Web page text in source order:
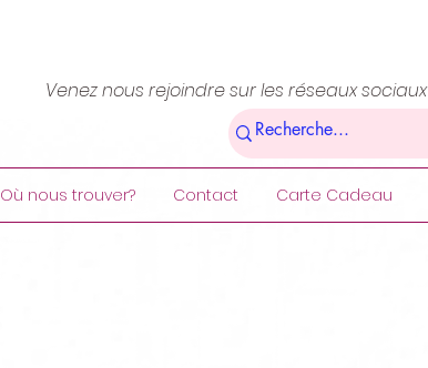
Venez nous rejoindre sur les réseaux sociaux
Où nous trouver? Contact Carte Cadeau